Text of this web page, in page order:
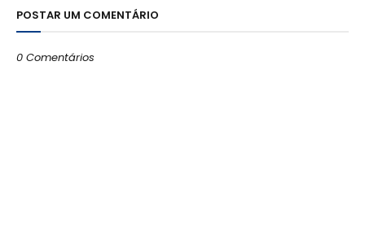
POSTAR UM COMENTÁRIO
0 Comentários